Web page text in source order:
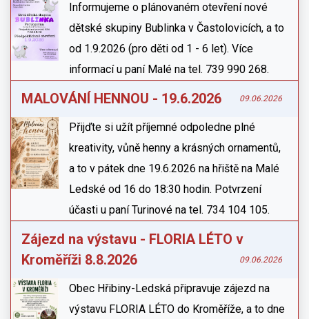
Informujeme o plánovaném otevření nové
dětské skupiny Bublinka v Častolovicích, a to
od 1.9.2026 (pro děti od 1 - 6 let). Více
informací u paní Malé na tel. 739 990 268.
MALOVÁNÍ HENNOU - 19.6.2026 09.06.2026
Přijďte si užít příjemné odpoledne plné
kreativity, vůně henny a krásných ornamentů,
a to v pátek dne 19.6.2026 na hřiště na Malé
Ledské od 16 do 18:30 hodin. Potvrzení
účasti u paní Turinové na tel. 734 104 105.
Zájezd na výstavu - FLORIA LÉTO v
Kroměříži 8.8.2026
09.06.2026
Obec Hřibiny-Ledská připravuje zájezd na
výstavu FLORIA LÉTO do Kroměříže, a to dne